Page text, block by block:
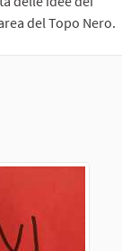
del Topo Nero.